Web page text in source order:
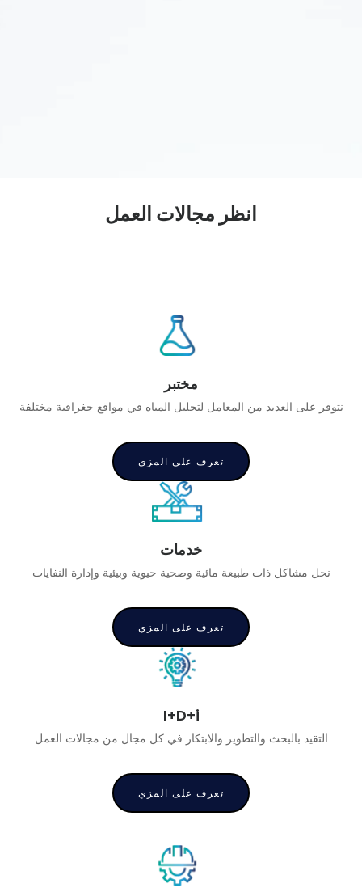
انظر مجالات العمل
مختبر
نتوفر على العديد من المعامل لتحليل المياه في مواقع جغرافية مختلفة
تعرف على المزي
خدمات
نحل مشاكل ذات طبيعة مائية وصحية حيوية وبيئية وإدارة النفايات
تعرف على المزي
I+D+i
التقيد بالبحث والتطوير والابتكار في كل مجال من مجالات العمل
تعرف على المزي